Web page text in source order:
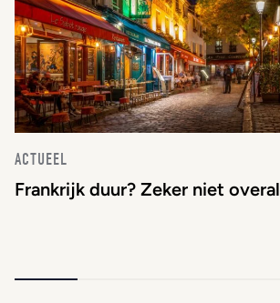
ACTUEEL
Frankrijk duur? Zeker niet overal